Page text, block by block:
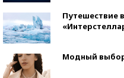
Путешествие
Модный